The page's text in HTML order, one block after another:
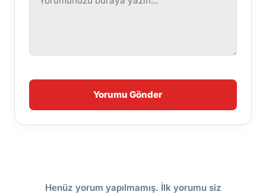
Yorumu Gönder
Henüz yorum yapılmamış. İlk yorumu siz